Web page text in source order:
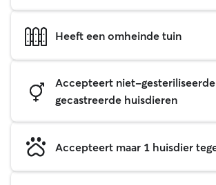
Heeft een omheinde tuin
Accepteert niet-
gecastreerde huisdieren
Accepteert maar 1 huisdier